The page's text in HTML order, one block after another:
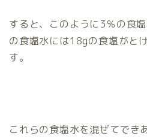
すると、このように3％の食
の食塩水には18gの食塩がと
す。
これらの食塩水を混ぜてでき